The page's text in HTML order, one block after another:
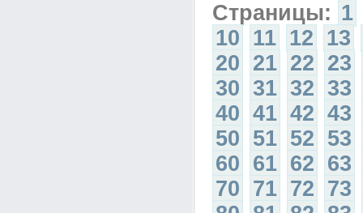
Страницы: 1
10 11 12 13
20 21 22 23
30 31 32 33
40 41 42 43
50 51 52 53
60 61 62 63
70 71 72 73